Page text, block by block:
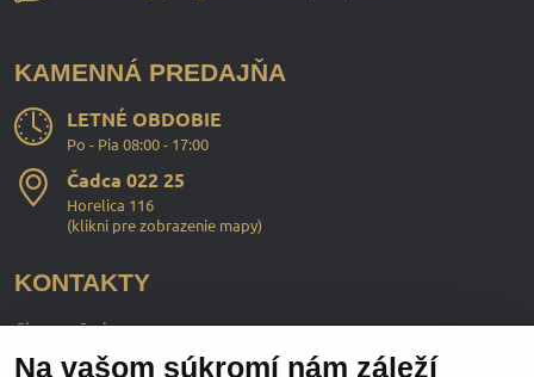
KAMENNÁ PREDAJŇA
LETNÉ OBDOBIE
Po - Pia 08:00 - 17:00
Čadca 022 25
Horelica 116
(klikni pre zobrazenie mapy)
KONTAKTY
ChopperStyle s.r.o.
Ing. Martin Murčo
Na vašom súkromí nám záleží